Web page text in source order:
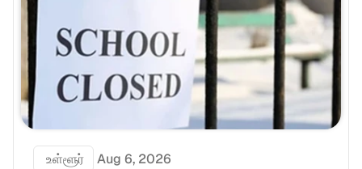
உள்ளூர் Aug 6, 2026